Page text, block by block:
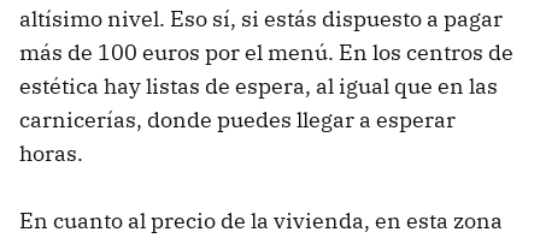
altísimo nivel. Eso sí, si estás dispuesto a pagar
más de 100 euros por el menú. En los centros de
estética hay listas de espera, al igual que en las
carnicerías, donde puedes llegar a esperar
horas.
En cuanto al precio de la vivienda, en esta zona